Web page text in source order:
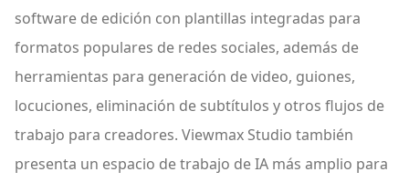
software de edición con plantillas integradas para
formatos populares de redes sociales, además de
herramientas para generación de video, guiones,
locuciones, eliminación de subtítulos y otros flujos de
trabajo para creadores. Viewmax Studio también
presenta un espacio de trabajo de IA más amplio para